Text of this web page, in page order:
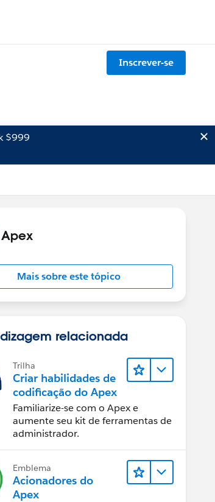
Inscrever-se
$999
Apex
Mais sobre este tópico
relacionada
Trilha
Criar habilidades de
codificação do Apex
Familiarize-se com o Apex e
aumente seu kit de ferramentas de
administrador.
Emblema
Acionadores do
Apex